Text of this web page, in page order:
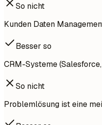
So nicht
Kunden Daten
Besser so
CRM-Systeme
So nicht
Problemlösung ist eine